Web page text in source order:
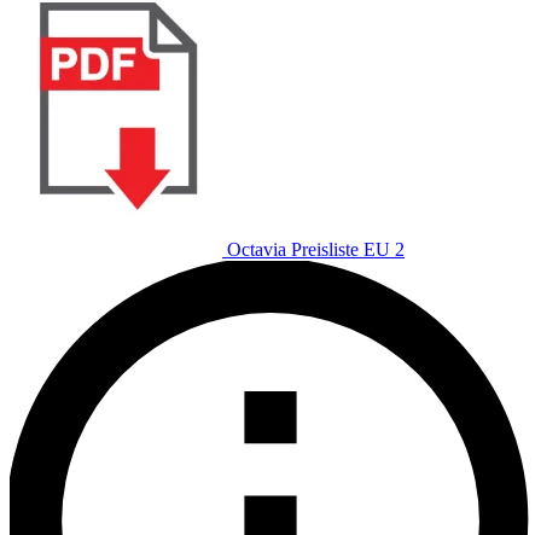
Octavia Preisliste EU 2